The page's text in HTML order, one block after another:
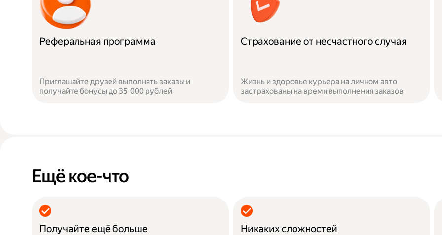
Реферальная программа
Приглашайте друзей выполнять заказы и
получайте бонусы до 35 000 рублей
Страхование от несчастного случая
Жизнь и здоровье курьера на личном авто
застрахованы на время выполнения заказов
Ещё кое-что
Получайте ещё больше Никаких сложностей